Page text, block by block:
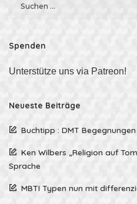
Spenden
Unterstütze uns via Patreon!
Neueste Beiträge
Buchtipp : DMT Begegnungen
Ken Wilbers „Religion auf
Sprache
MBTI Typen nun mit